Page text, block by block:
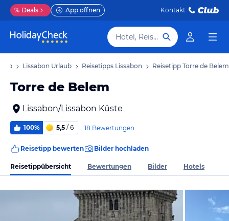
% Deals App öffnen Kontakt
Hotel, Reiseziel
Lissabon Urlaub Reisetipps Lissabon Reisetipp Torre de Belem
Torre de Belem
Lissabon/Lissabon Küste
100% 5,5 / 6 18 Bewertungen
Reisetipp bewerten Bilder hochladen
Reisetippübersicht Bewertungen Bilder Hotels